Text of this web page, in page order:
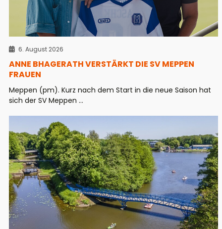
6. August 2026
ANNE BHAGERATH VERSTÄRKT DIE SV MEPPEN
FRAUEN
Meppen (pm). Kurz nach dem Start in die neue Saison hat
sich der SV Meppen ...